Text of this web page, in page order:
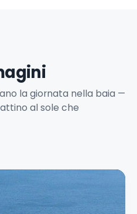
la giornata nella baia —
al sole che